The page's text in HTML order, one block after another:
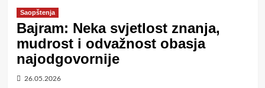
Saopštenja
Bajram: Neka svjetlost znanja,
mudrost i odvažnost obasja
najodgovornije
26.05.2026